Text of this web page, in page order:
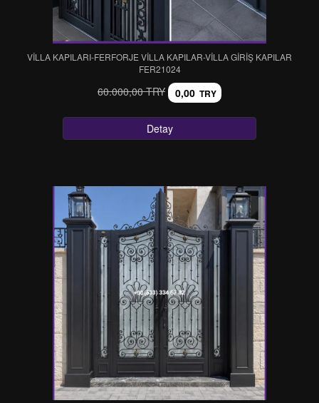
VİLLA KAPILARI-FERFORJE VİLLA KAPILAR-VİLLA GİRİŞ KAPILAR
FER21024
60.000,00 TRY 0,00 TRY
Detay